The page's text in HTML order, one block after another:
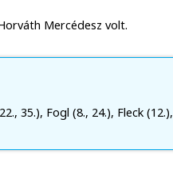
Mercédesz volt.
35.), Fogl (8., 24.), Fleck (12.),